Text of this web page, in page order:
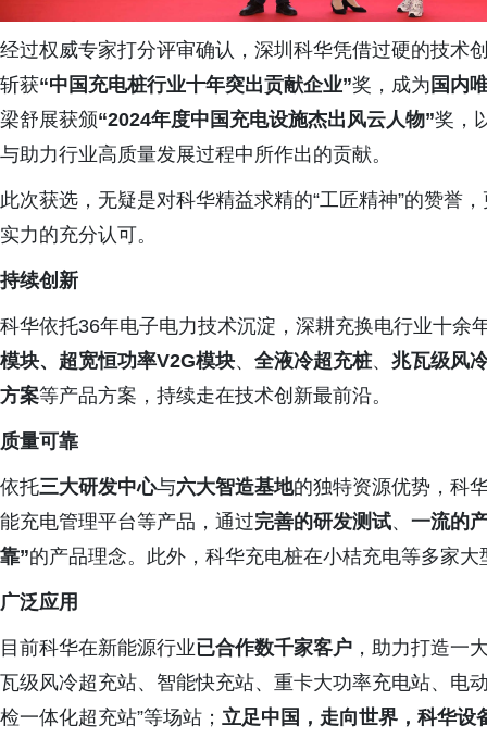
经过权威专家打分评审确认，深圳科华凭借过硬的技术
斩获“中国充电桩行业十年突出贡献企业”奖，成为 国 内
梁舒展获颁“2024年度中国充电设施杰出风云人物”奖，
与助力行业高质量发展过程中所作出的贡献。
此次获选，无疑是对科华精益求精的“工匠精神”的赞誉
实力的充分认可。
持续创新
科华依托36年电子电力技术沉淀，深耕充换电行业十余
模块、超宽恒功率V2G模块、 全液冷超充桩、 兆瓦级风
方案等产品方案，持续走在技术创新最前沿。
质量可靠
依托三大研发中心与六大智造基地的独特资源优势，科
能充电管理平台等产品，通过完善的研发测试、 一流的
靠”的产品理念。此外，科华充电桩在小桔充电等多家大
广泛应用
目前科华在新能源行业已合作数千家客户 ，助力打造一
瓦级风冷超充站、智能快充站、重卡大功率充电站、电
检一体化超充站”等场站； 立足中国，走向世界，科华设